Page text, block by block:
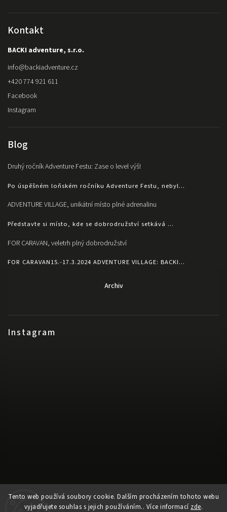
Tento web používá soubory cookie. Dalším procházením tohoto webu
vyjadřujete souhlas s jejich používáním.. Více informací zde.
Instagram
Sledovat na Instagramu
Kontakt
BACKI adventure, s.r.o.
info@backiadventure.cz
+420 774 921 611
Facebook
Instagram
Blog
Druhý ročník Adventure Festu: Zase o level výš!
Po úspěšném loňském ročníku Adventure Festu, nebyl...
ADVENTURE VILLAGE, unikátní místo plné adrenalinu
Představte si místo, kde se dobrodružství setkává ...
FOR CARAVAN, veletrh plný dobrodružství
FOR CARAVAN15.-17.3.2024 ADVENTURE VILLAGE: BACKI...
Archiv